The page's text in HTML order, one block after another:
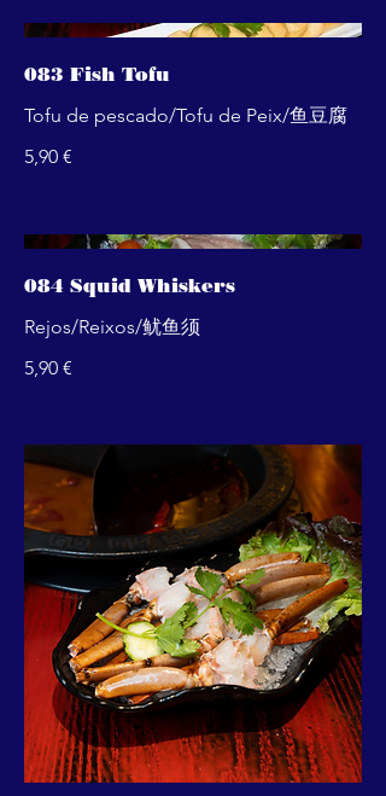
083 Fish Tofu
Tofu de pescado/Tofu de Peix/鱼豆腐
5,90 €
084 Squid Whiskers
Rejos/Reixos/鱿鱼须
5,90 €